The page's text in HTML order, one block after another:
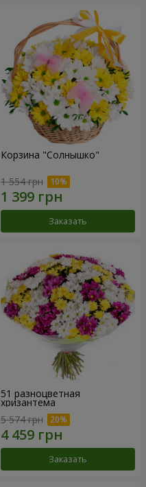
Корзина "Солнышко"
1 554 грн
Заказать
51 разноцветная
хризантема
5 574 грн
Заказать